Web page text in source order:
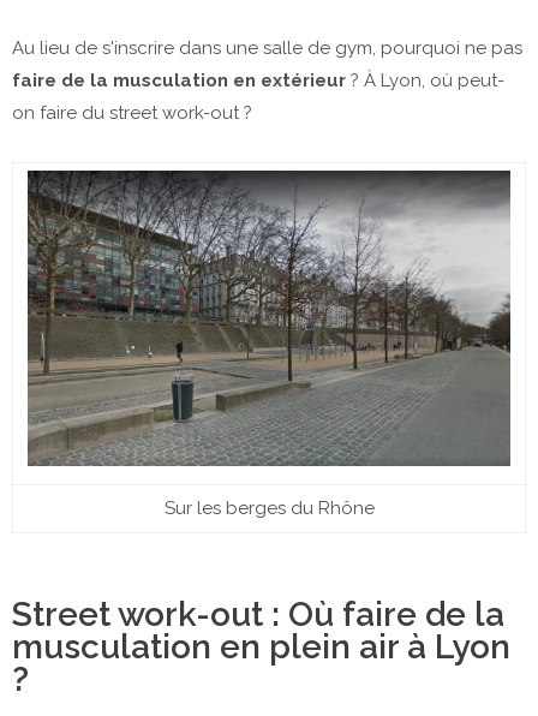
Au lieu de s'inscrire dans une salle de gym, pourquoi ne pas
faire de la musculation en extérieur ? À Lyon, où peut-
on faire du street work-out ?
Sur les berges du Rhône
Street work-out : Où faire de la
musculation en plein air à Lyon
?